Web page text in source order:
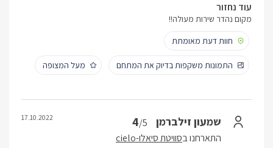
עוד נחזור
מקום נהדר שירות מעולה!!
חוות דעת מאומתת
התמונות משקפות בדיוק את המתחם מעל המצופה
שמעון זילברמן 4/5
התארחנו בסוויטת סיאלו-cielo
17.10.2022